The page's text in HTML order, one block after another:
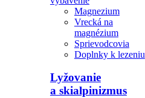
Magnezium
Vrecká na
magnézium
Sprievodcovia
Doplnky k lezeniu
Lyžovanie
a skialpinizmus